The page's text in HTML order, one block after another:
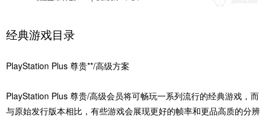
经典游戏目录
‎PlayStation Plus ‎‎尊贵‎‎**/‎‎高级方案‎
‎PlayStation Plus 尊贵/高级会员将可畅玩一系列流行的经典游戏，而
与原始发行版本相比，有些游戏会展现更好的帧率和更品高质的分辨